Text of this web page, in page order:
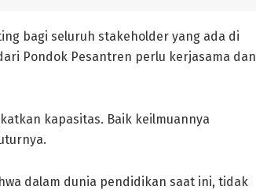
bagi seluruh stakeholder yang ada di
Pondok Pesantren perlu kerjasama dan
kapasitas. Baik keilmuannya
dalam dunia pendidikan saat ini, tidak